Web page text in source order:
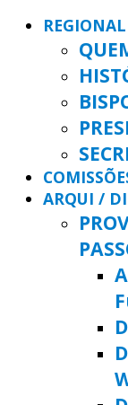
REGIONAL
ARQUI /